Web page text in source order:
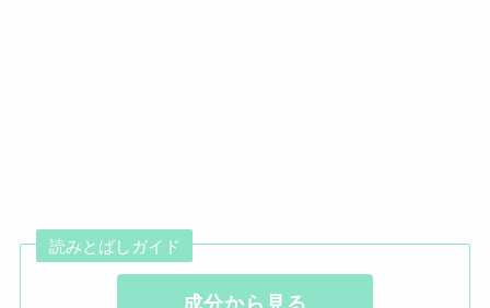
読みとばしガイド
成分から見る